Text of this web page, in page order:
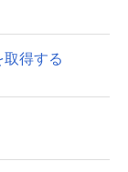
得する